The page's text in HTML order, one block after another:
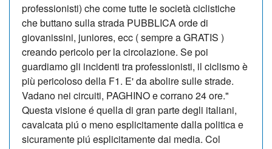
professionisti) che come tutte le società ciclistiche
che buttano sulla strada PUBBLICA orde di
giovanissini, juniores, ecc ( sempre a GRATIS )
creando pericolo per la circolazione. Se poi
guardiamo gli incidenti tra professionisti, il ciclismo è
più pericoloso della F1. E' da abolire sulle strade.
Vadano nei circuiti, PAGHINO e corrano 24 ore."
Questa visione é quella di gran parte degli italiani,
cavalcata piú o meno esplicitamente dalla politica e
sicuramente piú esplicitamente dai media. Col